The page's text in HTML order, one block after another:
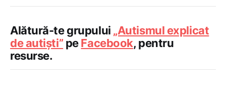
Alătură-te grupului „Autismul explicat
de autiști” peFacebook, pentru
resurse.